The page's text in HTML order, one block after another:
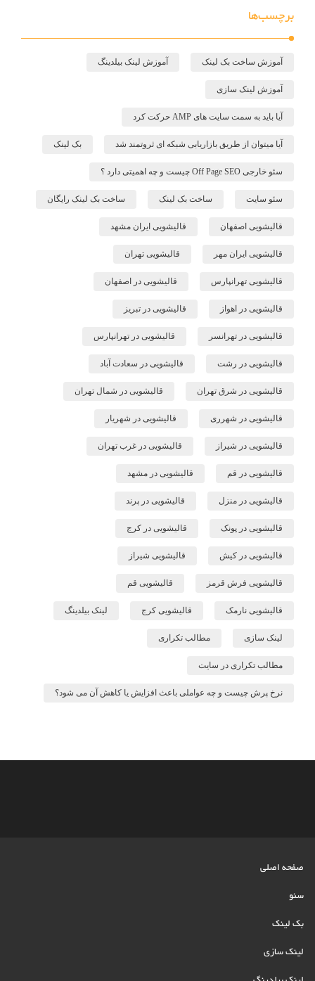
برچسب‌ها
آموزش ساخت بک لینک آموزش لینک بیلدینگ
آموزش لینک سازی
آیا باید به سمت سایت های AMP حرکت کرد
آیا میتوان از طریق بازاریابی شبکه ای ثروتمند شد بک لینک
سئو خارجی Off Page SEO چیست و چه اهمیتی دارد ؟
سئو سایت ساخت بک لینک ساخت بک لینک رایگان
قالیشویی اصفهان قالیشویی ایران مشهد
قالیشویی ایران مهر قالیشویی تهران
قالیشویی تهرانپارس قالیشویی در اصفهان
قالیشویی در اهواز قالیشویی در تبریز
قالیشویی در تهرانسر قالیشویی در تهرانپارس
قالیشویی در رشت قالیشویی در سعادت آباد
قالیشویی در شرق تهران قالیشویی در شمال تهران
قالیشویی در شهرری قالیشویی در شهریار
قالیشویی در شیراز قالیشویی در غرب تهران
قالیشویی در قم قالیشویی در مشهد
قالیشویی در منزل قالیشویی در پرند
قالیشویی در پونک قالیشویی در کرج
قالیشویی در کیش قالیشویی شیراز
قالیشویی فرش قرمز قالیشویی قم
قالیشویی نارمک قالیشویی کرج لینک بیلدینگ
لینک سازی مطالب تکراری
مطالب تکراری در سایت
نرخ پرش چیست و چه عواملی باعث افزایش یا کاهش آن می شود؟
صفحه اصلی
سئو
بک لینک
لینک سازی